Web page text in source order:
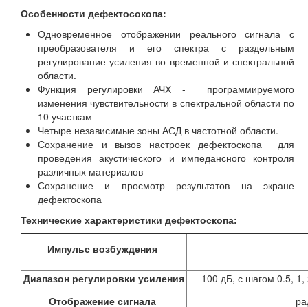
Особенности дефектосокопа:
Одновременное отображении реального сигнала с
преобразователя и его спектра с раздельным
регулирование усиления во временной и спектральной
области.
Функция регулировки АЧХ - программируемого
изменения чувствительности в спектральной области по
10 участкам
Четыре независимые зоны АСД в частотной области.
Сохранение и вызов настроек дефектоскопа для
проведения акустического и импедансного контроля
различных материалов
Сохранение и просмотр результатов на экране
дефектоскопа
Технические характеристики дефектоскопа:
Импульс возбуждения
Диапазон регулировки усиления
100 дБ, с шагом 0.5, 1,
Отображение сигнала